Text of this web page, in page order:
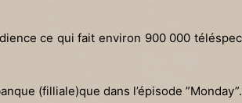
ce qui fait environ 900 000
(filliale)que dans l’épisode ”Monday”.